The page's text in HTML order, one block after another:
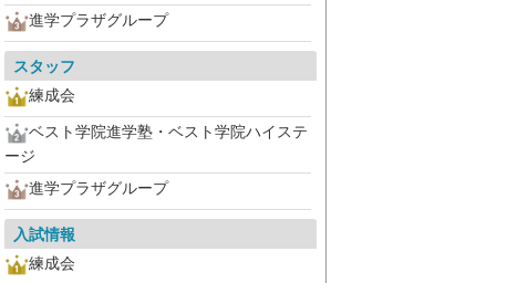
進学プラザグループ
スタッフ
練成会
ベスト学院進学塾・ベスト学院ハイステ
ージ
進学プラザグループ
入試情報
練成会